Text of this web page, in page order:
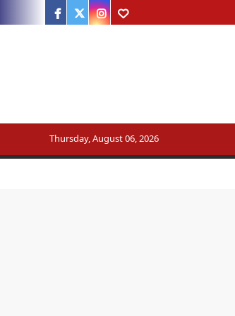
Facebook
Twitter
Instagram
Youtube
Thursday, August 06, 2026